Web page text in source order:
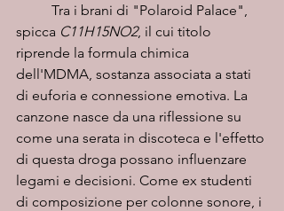
spicca C11H15NO2, il cui titolo
riprende la formula chimica
dell'MDMA, sostanza associata a stati
di euforia e connessione emotiva. La
canzone nasce da una riflessione su
come una serata in discoteca e l'effetto
di questa droga possano influenzare
legami e decisioni. Come ex studenti
di composizione per colonne sonore, i